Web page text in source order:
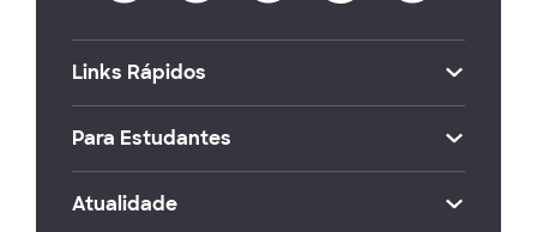
Links Rápidos
Para Estudantes
Atualidade